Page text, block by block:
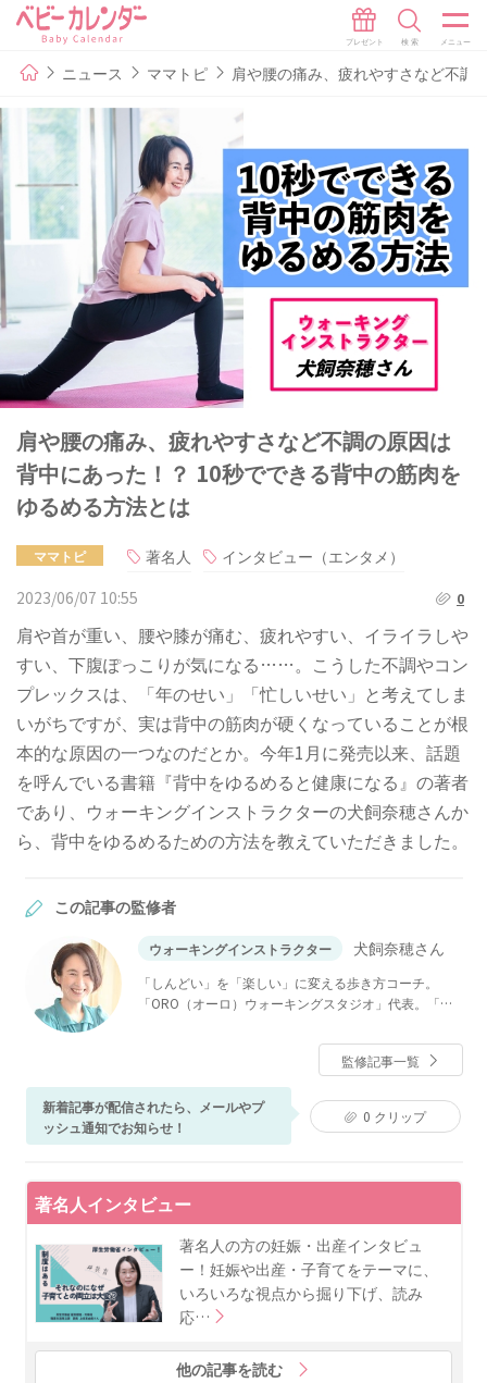
ニュース ママトピ 肩や腰の痛み、疲れやすさなど不調
肩や腰の痛み、疲れやすさなど不調の原因は
背中にあった！？ 10秒でできる背中の筋肉を
ゆるめる方法とは
ママトピ 著名人
インタビュー（エンタメ）
2023/06/07 10:55
0
肩や首が重い、腰や膝が痛む、疲れやすい、イライラしや
すい、下腹ぽっこりが気になる……。こうした不調やコン
プレックスは、「年のせい」「忙しいせい」と考えてしま
いがちですが、実は背中の筋肉が硬くなっていることが根
本的な原因の一つなのだとか。今年1月に発売以来、話題
を呼んでいる書籍『背中をゆるめると健康になる』の著者
であり、ウォーキングインストラクターの犬飼奈穂さんか
ら、背中をゆるめるための方法を教えていただきました。
この記事の監修者
ウォーキングインストラクター 犬飼奈穂さん
「しんどい」を「楽しい」に変える歩き方コーチ。
「ORO（オーロ）ウォーキングスタジオ」代表。「オ
身。あらゆる動作の基本となる日常の姿勢と歩き方の
大切さを痛感し、自身の経験に理学療法士から学び得
た知識を加えて歩き方の独自メソッドを確立。「正し
い歩き方」ではなく、「心地よい歩き方」を探求し、
余計な力を入れず、良いバランスで立ち、背中で歩く
ことを指導している。これまでに述べ6,000人以上に指
レッスンを中心に、国内外を問わずオンラインレッス
ンやセミナー講師としても活動中。ゆずの大ファン
で、趣味は、ギターの弾き語り。
監修記事一覧
新着記事が配信されたら、メールやプ
ッシュ通知でお知らせ！
0 クリップ
著名人インタビュー
著名人の方の妊娠・出産インタビュ
ー！妊娠や出産・子育てをテーマに、
いろいろな視点から掘り下げ、読み
応…
他の記事を読む